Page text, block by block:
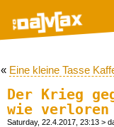
« Eine kleine Tasse
Der Krieg
wie verloren
Saturday, 22.4.2017, 23:13 >